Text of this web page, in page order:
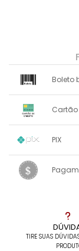
TIRE SUAS
Boleto
.
PIX
.
.